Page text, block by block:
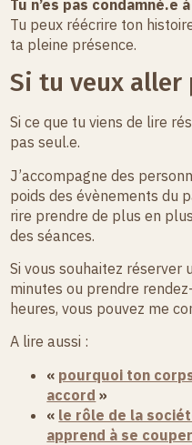
Tu n’es pas
Tu peux réécrire ton
ta pleine présence.
Si tu veux
Si ce que tu viens de lire
pas seul.e.
J’accompagne des
poids des évènements du
rire prendre de plus en
des séances.
Si vous souhaitez réserver
minutes ou prendre
heures, vous pouvez me
A lire aussi :
« pourquoi ton
accord »
« le rôle de la
apprend à se